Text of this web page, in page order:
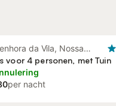
da Vila, Nossa
do Bispo e Silveiras, Zuid-
voor 4 personen, met Tuin
per nacht